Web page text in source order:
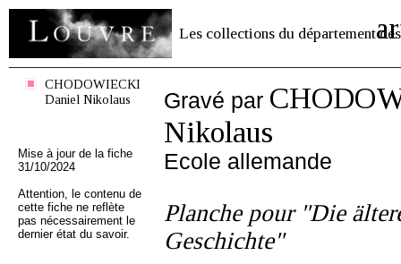
Les collections du département des
CHODOWIECKI
Daniel Nikolaus
Mise à jour de la fiche
31/10/2024
Attention, le contenu de
cette fiche ne reflète
pas nécessairement le
dernier état du savoir.
Gravé par
Nikolaus
Ecole allemande
Planche pour "Die
Geschichte"